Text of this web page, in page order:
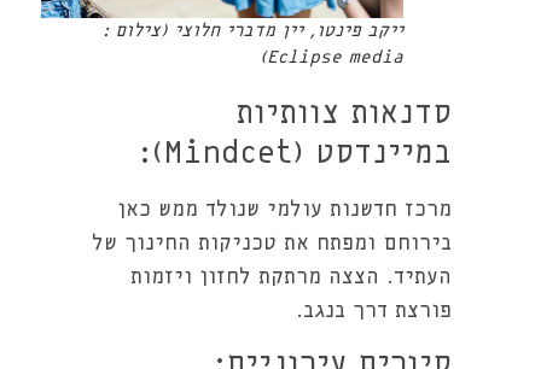
ייקב פינטו, יין מדברי חלוצי (צילום :
Eclipse media)
סדנאות צוותיות
במיינדסט (Mindcet):
מרכז חדשנות עולמי שנולד ממש כאן
בירוחם ומפתח את טכניקות החינוך של
העתיד. הצצה מרתקת לחזון ויזמות
פורצת דרך בנגב.